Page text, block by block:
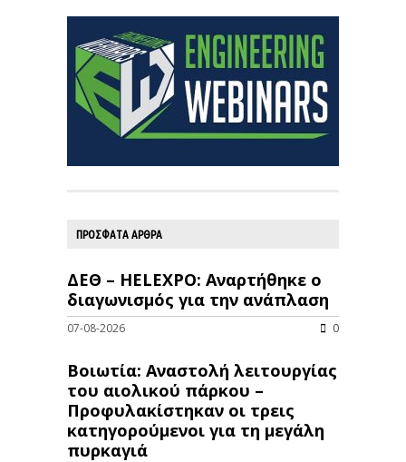
ΠΡΟΣΦΑΤΑ ΑΡΘΡΑ
ΔΕΘ – HELEXPO: Αναρτήθηκε ο
διαγωνισμός για την ανάπλαση
07-08-2026 0
Βοιωτία: Αναστολή λειτουργίας
του αιολικού πάρκου –
Προφυλακίστηκαν οι τρεις
κατηγορούμενοι για τη μεγάλη
πυρκαγιά